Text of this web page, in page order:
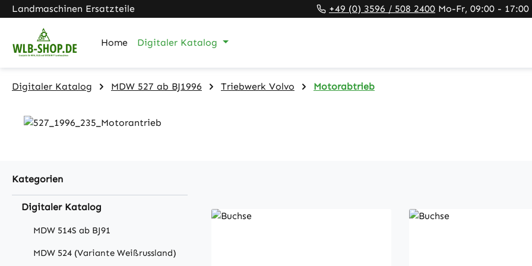
Hauptinhalt springen
Zur Suche springen
Zur Hauptnavigation springen
Landmaschinen Ersatzteile +49 (0) 3596 / 508 2400 Mo-Fr, 09:00 - 17:00
Home Digitaler Katalog
Digitaler Katalog MDW 527 ab BJ1996 Triebwerk Volvo Motorabtrieb
Kategorien
Digitaler Katalog
MDW 514S ab BJ91
MDW 524 (Variante Weißrussland)